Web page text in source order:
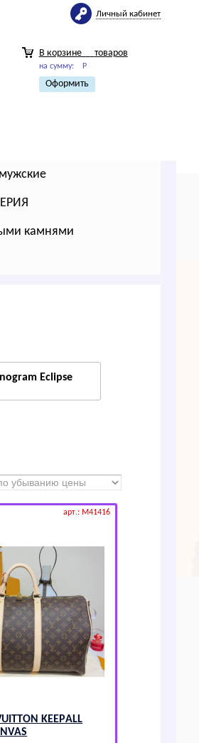
Личный кабинет
В корзине товаров
на сумму: Р
Оформить
камнями
Есlipsе
арт.: M41416
KЕЕPАLL